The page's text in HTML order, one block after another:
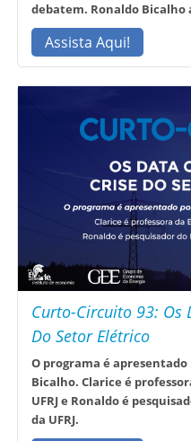
debatem. Ronaldo Bicalho
Assista Aqui!
Curto-Circuito 93: Os
Do Setor Elétrico
O programa é
Bicalho. Clarice é
UFRJ e Ronaldo é
da UFRJ.